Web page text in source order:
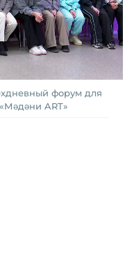
форум для
ART»